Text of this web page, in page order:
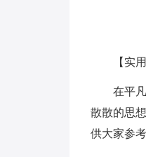
【实
在平
散散的思
供大家参